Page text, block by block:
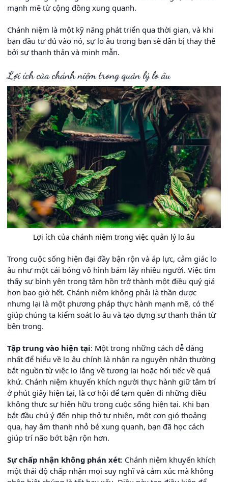
mạnh mẽ từ cộng đồng xung quanh.
Chánh niệm là một kỹ năng phát triển qua thời gian, và khi
bạn đầu tư đủ vào nó, sự lo âu trong bạn sẽ dần bị thay thế
bởi sự thanh thản và minh mẫn.
Lợi ích của chánh niệm trong quản lý lo âu
Lợi ích của chánh niệm trong việc quản lý lo âu
Trong cuộc sống hiện đại đầy bận rộn và áp lực, cảm giác lo
âu như một cái bóng vô hình bám lấy nhiều người. Việc tìm
thấy sự bình yên trong tâm hồn trở thành một điều quý giá
hơn bao giờ hết. Chánh niệm không phải là thần dược
nhưng lại là một phương pháp thực hành mạnh mẽ, có thể
giúp chúng ta kiểm soát lo âu và tạo dựng sự thanh thản từ
bên trong.
Tập trung vào hiện tại: Một trong những cách dễ dàng
nhất để hiểu về lo âu chính là nhận ra nguyên nhân thường
bắt nguồn từ việc lo lắng về tương lai hoặc hối tiếc về quá
khứ. Chánh niệm khuyến khích người thực hành giữ tâm trí
ở phút giây hiện tại, là cơ hội để tạm quên đi những điều
không thực sự hiện hữu trong cuộc sống hiện tại. Khi bạn
bắt đầu chú ý đến nhịp thở tự nhiên, một cơn gió thoảng
qua, hay âm thanh nhỏ bé xung quanh, bạn đã học cách
giúp trí não bớt bận rộn hơn.
Sự chấp nhận không phán xét: Chánh niệm khuyến khích
một thái độ chấp nhận mọi suy nghĩ và cảm xúc mà không